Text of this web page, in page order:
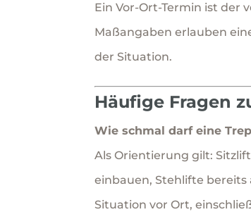
Ein Vor-Ort-Termin ist der
Maßangaben erlauben
der Situation.
Häufige Fragen
Wie schmal darf eine
Als Orientierung gilt:
einbauen, Stehlifte
Situation vor Ort,